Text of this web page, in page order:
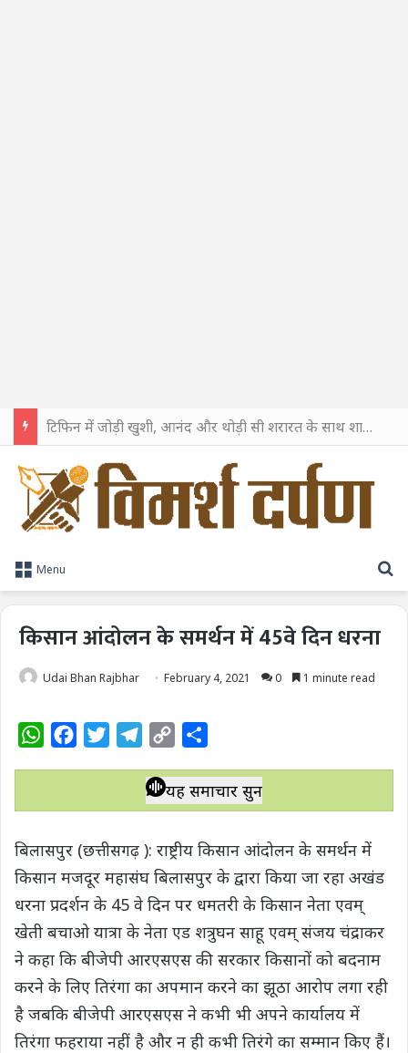
टिफिन में जोड़ी खुशी, आनंद और थोड़ी सी शरारत के साथ शाहरुख खान ने टिफिन बॉक्स को दी हैप्पी एंडिंग
Menu
किसान आंदोलन के समर्थन में 45वे दिन धरना
Udai Bhan Rajbhar February 4, 2021 0 1 minute read
W
t
A
p
p
e
o
o
k
t
e
r
l
e
r
a
m
p
y
L
i
n
k
a
r
यह समाचार सुनें
बिलासपुर (छत्तीसगढ़ ): राष्ट्रीय किसान आंदोलन के समर्थन में
किसान मजदूर महासंघ बिलासपुर के द्वारा किया जा रहा अखंड
धरना प्रदर्शन के 45 वे दिन पर धमतरी के किसान नेता एवम्
खेती बचाओ यात्रा के नेता एड शत्रुघन साहू एवम् संजय चंद्राकर
ने कहा कि बीजेपी आरएसएस की सरकार किसानों को बदनाम
करने के लिए तिरंगा का अपमान करने का झूठा आरोप लगा रही
है जबकि बीजेपी आरएसएस ने कभी भी अपने कार्यालय में
तिरंगा फहराया नहीं है और न ही कभी तिरंगे का सम्मान किए हैं।